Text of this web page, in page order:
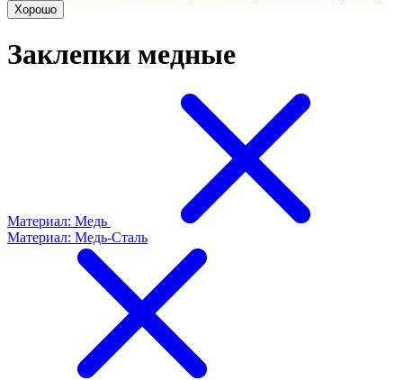
Хорошо
Заклепки медные
Материал: Медь
Материал: Медь-Сталь